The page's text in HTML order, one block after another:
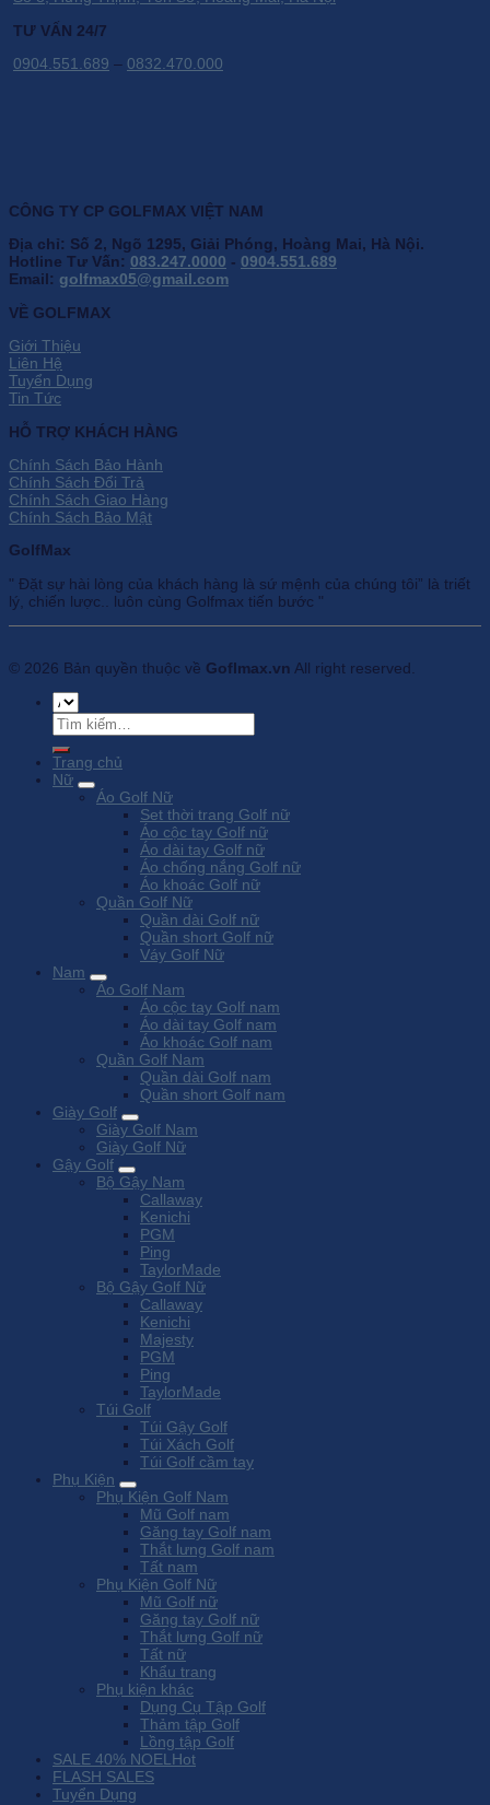
TƯ VẤN 24/7
0904.551.689 – 0832.470.000
CÔNG TY CP GOLFMAX VIỆT NAM
Địa chỉ: Số 2, Ngõ 1295, Giải Phóng, Hoàng Mai, Hà Nội.
Hotline Tư Vấn: 083.247.0000 - 0904.551.689
Email: golfmax05@gmail.com
VỀ GOLFMAX
Giới Thiệu
Liên Hệ
Tuyển Dụng
Tin Tức
HỖ TRỢ KHÁCH HÀNG
Chính Sách Bảo Hành
Chính Sách Đổi Trả
Chính Sách Giao Hàng
Chính Sách Bảo Mật
GolfMax
" Đặt sự hài lòng của khách hàng là sứ mệnh của chúng tôi” là triết
lý, chiến lược.. luôn cùng Golfmax tiến bước "
© 2026 Bản quyền thuộc về Goflmax.vn All right reserved.
Tìm
kiếm:
Trang chủ
Nữ
Áo Golf Nữ
Set thời trang Golf nữ
Áo cộc tay Golf nữ
Áo dài tay Golf nữ
Áo chống nắng Golf nữ
Áo khoác Golf nữ
Quần Golf Nữ
Quần dài Golf nữ
Quần short Golf nữ
Váy Golf Nữ
Nam
Áo Golf Nam
Áo cộc tay Golf nam
Áo dài tay Golf nam
Áo khoác Golf nam
Quần Golf Nam
Quần dài Golf nam
Quần short Golf nam
Giày Golf
Giày Golf Nam
Giày Golf Nữ
Gậy Golf
Bộ Gậy Nam
Callaway
Kenichi
PGM
Ping
TaylorMade
Bộ Gậy Golf Nữ
Callaway
Kenichi
Majesty
PGM
Ping
TaylorMade
Túi Golf
Túi Gậy Golf
Túi Xách Golf
Túi Golf cầm tay
Phụ Kiện
Phụ Kiện Golf Nam
Mũ Golf nam
Găng tay Golf nam
Thắt lưng Golf nam
Tất nam
Phụ Kiện Golf Nữ
Mũ Golf nữ
Găng tay Golf nữ
Thắt lưng Golf nữ
Tất nữ
Khẩu trang
Phụ kiện khác
Dụng Cụ Tập Golf
Thảm tập Golf
Lồng tập Golf
SALE 40% NOEL
FLASH SALES
Tuyển Dụng